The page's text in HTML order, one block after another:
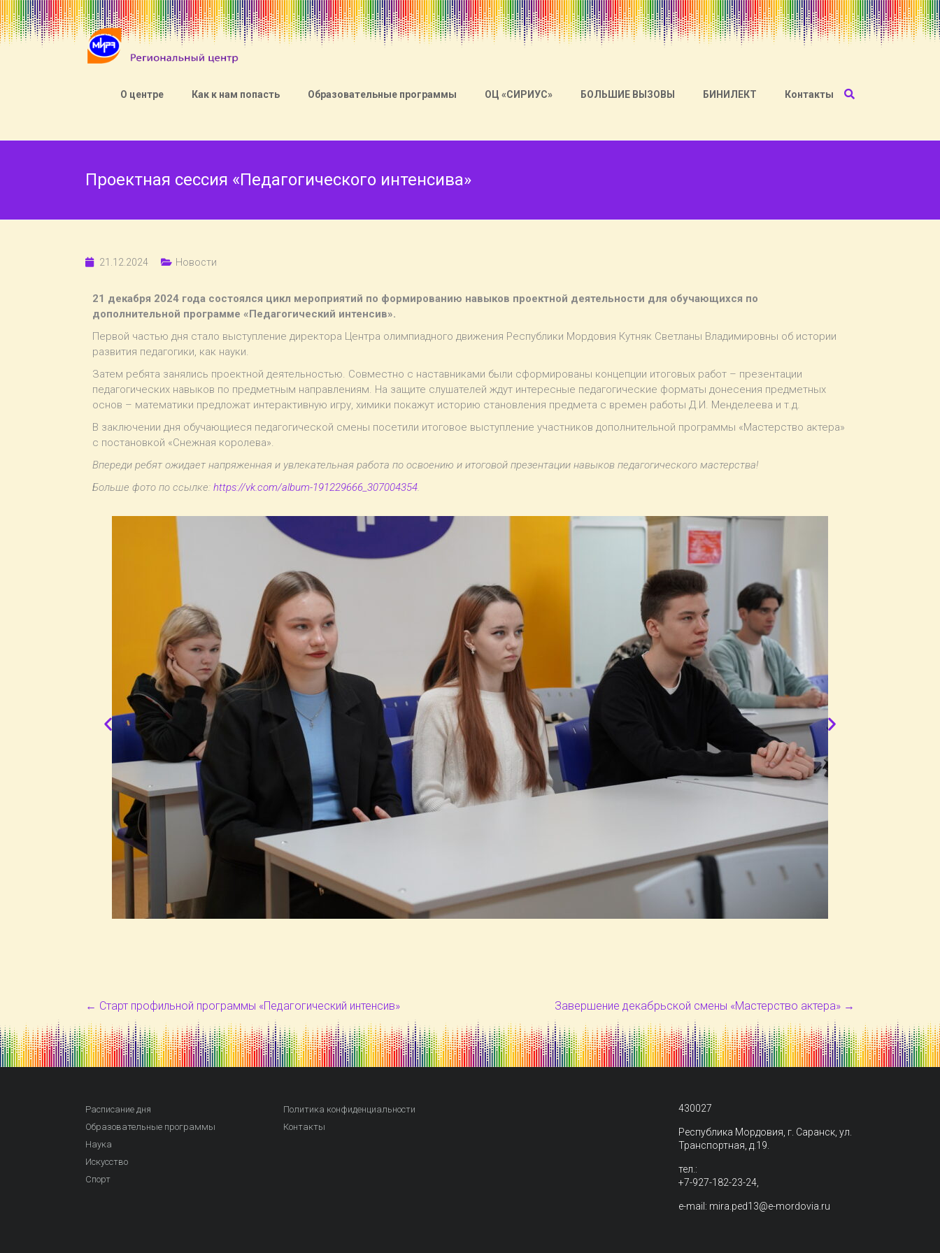
О центре Как к нам попасть Образовательные программы ОЦ «СИРИУС» БОЛЬШИЕ ВЫЗОВЫ БИНИЛЕКТ Контакты
Проектная сессия «Педагогического интенсива»
21.12.2024 Новости
21 декабря 2024 года состоялся цикл мероприятий по формированию навыков проектной деятельности для обучающихся по
дополнительной программе «Педагогический интенсив».
Первой частью дня стало выступление директора Центра олимпиадного движения Республики Мордовия Кутняк Светланы Владимировны об истории
развития педагогики, как науки.
Затем ребята занялись проектной деятельностью. Совместно с наставниками были сформированы концепции итоговых работ – презентации
педагогических навыков по предметным направлениям. На защите слушателей ждут интересные педагогические форматы донесения предметных
основ – математики предложат интерактивную игру, химики покажут историю становления предмета с времен работы Д.И. Менделеева и т.д.
В заключении дня обучающиеся педагогической смены посетили итоговое выступление участников дополнительной программы «Мастерство актера»
с постановкой «Снежная королева».
Впереди ребят ожидает напряженная и увлекательная работа по освоению и итоговой презентации навыков педагогического мастерства!
Больше фото по ссылке: https://vk.com/album-191229666_307004354.
← Старт профильной программы «Педагогический интенсив» Завершение декабрьской смены «Мастерство актера» →
Расписание дня
Образовательные программы
Наука
Искусство
Спорт
Политика конфиденциальности
Контакты
430027
Республика Мордовия, г. Саранск, ул.
Транспортная, д.19.
тел.:
+7-927-182-23-24,
e-mail: mira.ped13@e-mordovia.ru